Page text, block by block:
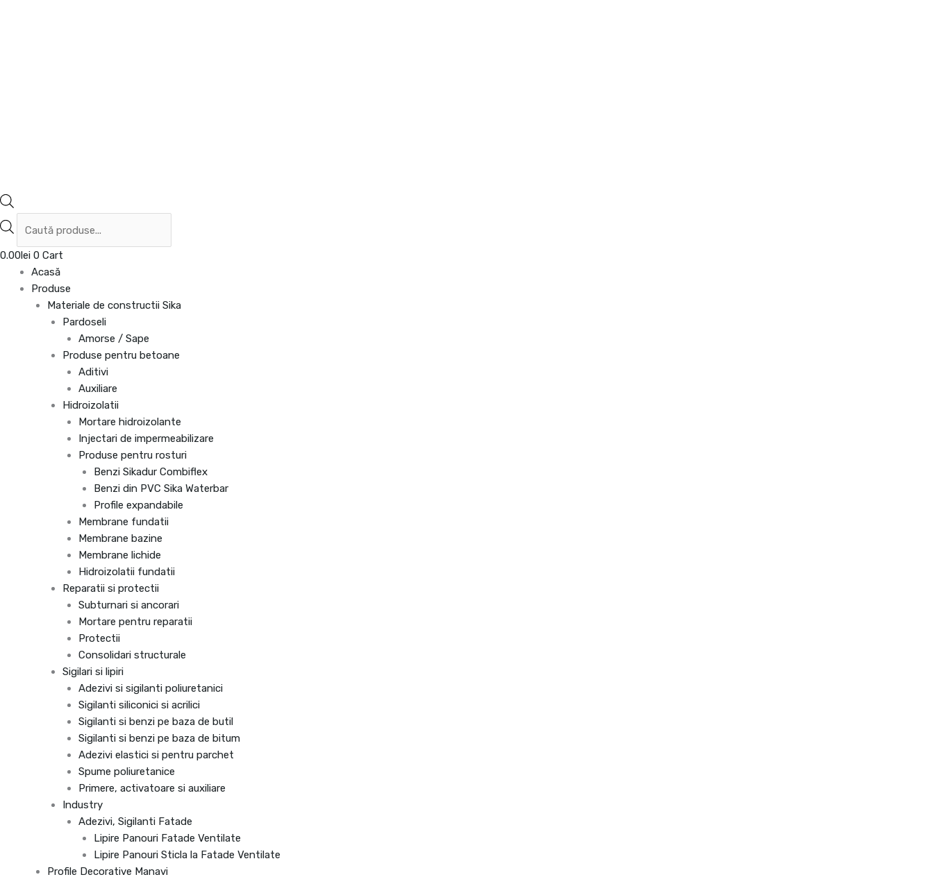
0.00lei 0 Cart
Acasă
Produse
Materiale de constructii Sika
Pardoseli
Amorse / Sape
Produse pentru betoane
Aditivi
Auxiliare
Hidroizolatii
Mortare hidroizolante
Injectari de impermeabilizare
Produse pentru rosturi
Benzi Sikadur Combiflex
Benzi din PVC Sika Waterbar
Profile expandabile
Membrane fundatii
Membrane bazine
Membrane lichide
Hidroizolatii fundatii
Reparatii si protectii
Subturnari si ancorari
Mortare pentru reparatii
Protectii
Consolidari structurale
Sigilari si lipiri
Adezivi si sigilanti poliuretanici
Sigilanti siliconici si acrilici
Sigilanti si benzi pe baza de butil
Sigilanti si benzi pe baza de bitum
Adezivi elastici si pentru parchet
Spume poliuretanice
Primere, activatoare si auxiliare
Industry
Adezivi, Sigilanti Fatade
Lipire Panouri Fatade Ventilate
Lipire Panouri Sticla la Fatade Ventilate
Profile Decorative Manavi